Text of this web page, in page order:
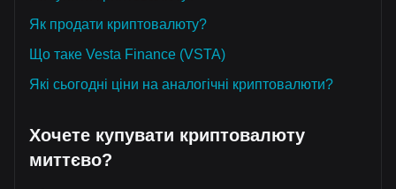
Як продати криптовалюту?
Що таке Vesta Finance (VSTA)
Які сьогодні ціни на аналогічні криптовалюти?
Хочете купувати криптовалюту
миттєво?